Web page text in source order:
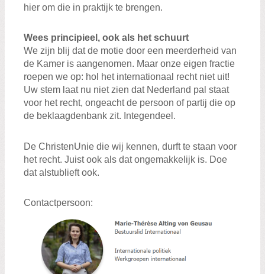
hier om die in praktijk te brengen.
Wees principieel, ook als het schuurt
We zijn blij dat de motie door een meerderheid van
de Kamer is aangenomen. Maar onze eigen fractie
roepen we op: hol het internationaal recht niet uit!
Uw stem laat nu niet zien dat Nederland pal staat
voor het recht, ongeacht de persoon of partij die op
de beklaagdenbank zit. Integendeel.
De ChristenUnie die wij kennen, durft te staan voor
het recht. Juist ook als dat ongemakkelijk is. Doe
dat alstublieft ook.
Contactpersoon: